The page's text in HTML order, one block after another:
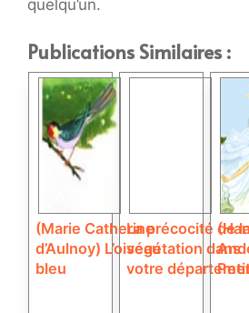
quelqu’un.
Publications Similaires :
(Marie Catherine
d’Aulnoy) L’oiseau
bleu
La précocité de
végétation dans
votre